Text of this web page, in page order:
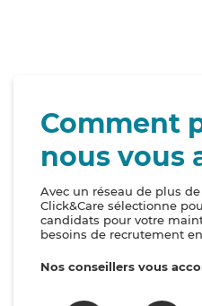
Comment
nous vous
Avec un réseau de plus
Click&Care sélectionne
candidats pour votre
besoins de recrutement
Nos conseillers vous